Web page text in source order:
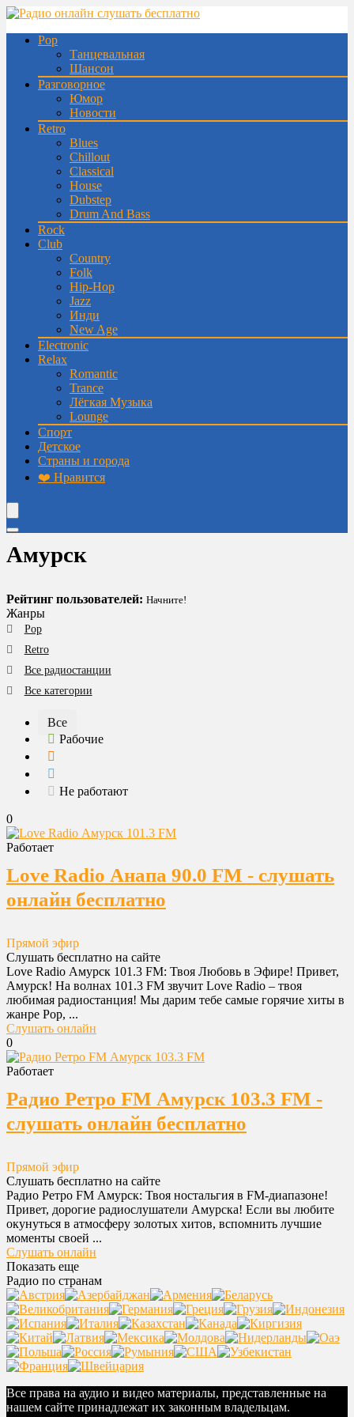
Pop
Танцевальная
Шансон
Разговорное
Юмор
Новости
Retro
Blues
Chillout
Classical
House
Dubstep
Drum And Bass
Rock
Club
Country
Folk
Hip-Hop
Jazz
Инди
New Age
Electronic
Relax
Romantic
Trance
Лёгкая Музыка
Lounge
Спорт
Детское
Страны и города
❤️ Нравится
Амурск
Рейтинг пользователей: Начните!
Жанры
Pop
Retro
Все радиостанции
Все категории
Все
Рабочие
Не работают
0
Работает
Love Radio Анапа 90.0 FM - слушать
онлайн бесплатно
Прямой эфир
Слушать бесплатно на сайте
Love Radio Амурск 101.3 FM: Твоя Любовь в Эфире! Привет,
Амурск! На волнах 101.3 FM звучит Love Radio – твоя
любимая радиостанция! Мы дарим тебе самые горячие хиты в
жанре Pop, ...
Слушать онлайн
0
Работает
Радио Ретро FM Амурск 103.3 FM -
слушать онлайн бесплатно
Прямой эфир
Слушать бесплатно на сайте
Радио Ретро FM Амурск: Твоя ностальгия в FM-диапазоне!
Привет, дорогие радиослушатели Амурска! Если вы любите
окунуться в атмосферу золотых хитов, вспомнить лучшие
моменты своей ...
Слушать онлайн
Показать еще
Радио по странам
Все права на аудио и видео материалы, представленные на
нашем сайте принадлежат их законным владельцам.